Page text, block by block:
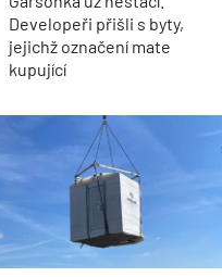
Developeři přišli s byty,
jejichž označení mate
kupující